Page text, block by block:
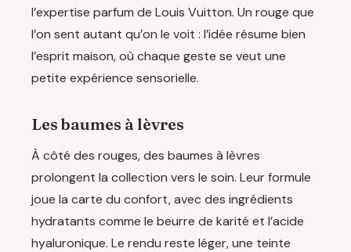
l’expertise parfum de Louis Vuitton. Un rouge que
l’on sent autant qu’on le voit : l’idée résume bien
l’esprit maison, où chaque geste se veut une
petite expérience sensorielle.
Les baumes à lèvres
À côté des rouges, des baumes à lèvres
prolongent la collection vers le soin. Leur formule
joue la carte du confort, avec des ingrédients
hydratants comme le beurre de karité et l’acide
hyaluronique. Le rendu reste léger, une teinte